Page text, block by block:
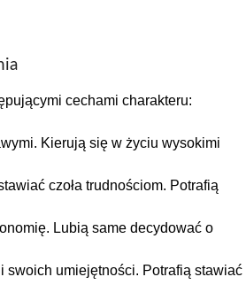
cechami charakteru:
Kierują się w życiu wysokimi
czoła trudnościom. Potrafią
Lubią same decydować o
swoich umiejętności. Potrafią stawiać